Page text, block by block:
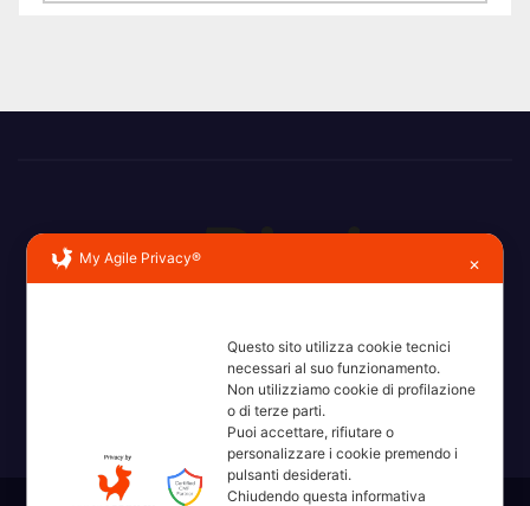
ricorda la domanda.
My Agile Privacy® ✕
Questo sito utilizza cookie tecnici
necessari al suo funzionamento.
Non utilizziamo cookie di profilazione
o di terze parti.
Puoi accettare, rifiutare o
personalizzare i cookie premendo i
pulsanti desiderati.
Chiudendo questa informativa